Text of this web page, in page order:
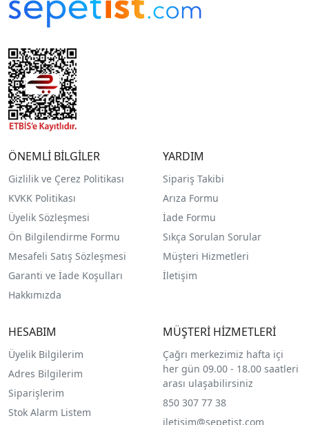
ÖNEMLİ BİLGİLER
Gizlilik ve Çerez Politikası
KVKK Politikası
Üyelik Sözleşmesi
Ön Bilgilendirme Formu
Mesafeli Satış Sözleşmesi
Garanti ve İade Koşulları
Hakkımızda
YARDIM
Sipariş Takibi
Arıza Formu
İade Formu
Sıkça Sorulan Sorular
Müşteri Hizmetleri
İletişim
HESABIM
Üyelik Bilgilerim
Adres Bilgilerim
Siparişlerim
Stok Alarm Listem
MÜŞTERİ HİZMETLERİ
Çağrı merkezimiz hafta içi
her gün 09.00 - 18.00 saatleri
arası ulaşabilirsiniz
850 307 77 38
iletisim@sepetist.com